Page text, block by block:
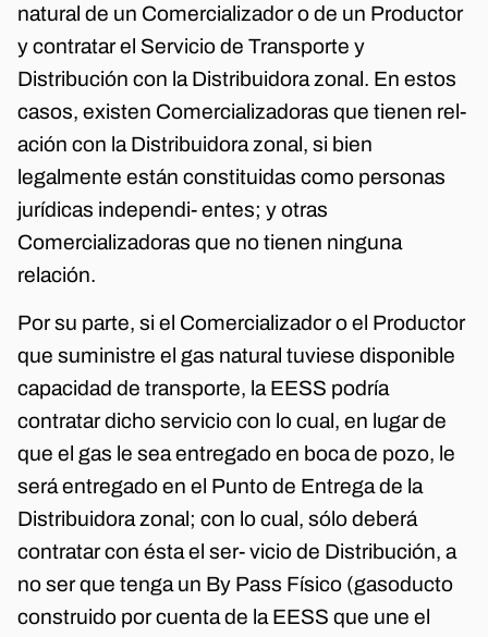
natural de un Comercializador o de un Productor
y contratar el Servicio de Transporte y
Distribución con la Distribuidora zonal. En estos
casos, existen Comercializadoras que tienen rel-
ación con la Distribuidora zonal, si bien
legalmente están constituidas como personas
jurídicas independi- entes; y otras
Comercializadoras que no tienen ninguna
relación.
Por su parte, si el Comercializador o el Productor
que suministre el gas natural tuviese disponible
capacidad de transporte, la EESS podría
contratar dicho servicio con lo cual, en lugar de
que el gas le sea entregado en boca de pozo, le
será entregado en el Punto de Entrega de la
Distribuidora zonal; con lo cual, sólo deberá
contratar con ésta el ser- vicio de Distribución, a
no ser que tenga un By Pass Físico (gasoducto
construido por cuenta de la EESS que une el